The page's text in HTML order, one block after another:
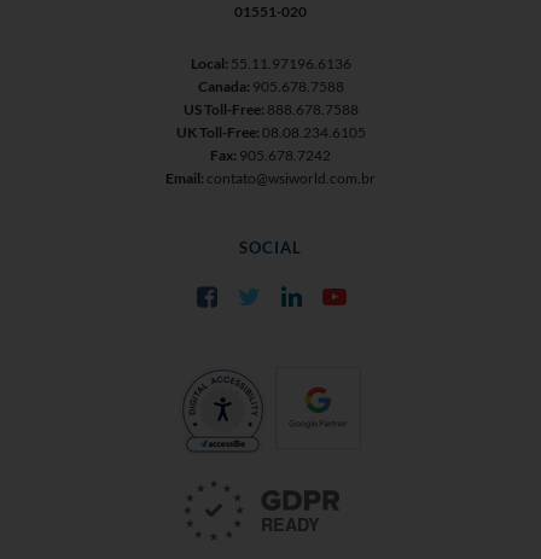
01551-020
Local: 55.11.97196.6136
Canada: 905.678.7588
US Toll-Free: 888.678.7588
UK Toll-Free: 08.08.234.6105
Fax: 905.678.7242
Email: contato@wsiworld.com.br
SOCIAL
FacebookTwitter LinkedIn